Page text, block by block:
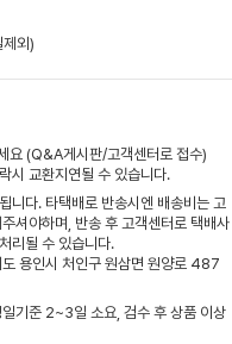
외)
요 (Q&A게시판/고객센터로 접수)
시 교환지연될 수 있습니다.
니다. 타택배로 반송시엔 배송비는 고
셔야하며, 반송 후 고객센터로 택배사
리될 수 있습니다.
용인시 처인구 원삼면 원양로 487
기준 2~3일 소요, 검수 후 상품 이상